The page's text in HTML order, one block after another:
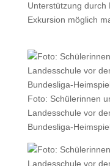
Unterstützung durch
Exkursion möglich
Foto: Schülerinnen
Landesschule vor
Bundesliga-